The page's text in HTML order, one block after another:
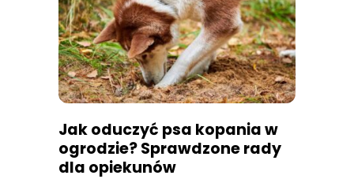
Jak oduczyć psa kopania w
ogrodzie? Sprawdzone rady
dla opiekunów